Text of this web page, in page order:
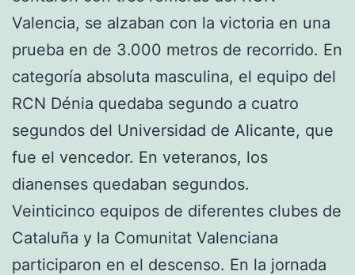
Valencia, se alzaban con la victoria en una
prueba en de 3.000 metros de recorrido. En
categoría absoluta masculina, el equipo del
RCN Dénia quedaba segundo a cuatro
segundos del Universidad de Alicante, que
fue el vencedor. En veteranos, los
dianenses quedaban segundos.
Veinticinco equipos de diferentes clubes de
Cataluña y la Comunitat Valenciana
participaron en el descenso. En la jornada